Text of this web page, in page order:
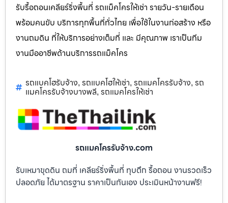
รับรื้อถอนเคลียร์ริ่งพื้นที่ รถแม็คโครให้เช่า รายวัน-รายเดือน
พร้อมคนขับ บริการทุกพื้นที่ทั่วไทย เพื่อใช้ในงานก่อสร้าง หรือ
งานถมดิน ที่ให้บริการอย่างเต็มที่ และ มีคุณภาพ เราเป็นทีม
งานมืออาชีพด้านบริการรถแม็คโคร
รถแบคโฮรับจ้าง, รถแบคโฮให้เช่า, รถแมคโครรับจ้าง, รถ
แมคโครรับจ้างบางพลี, รถแมคโครให้เช่า
รถแมคโครรับจ้าง.com
รับเหมาขุดดิน ถมที่ เคลียร์ริ่งพื้นที่ ทุบตึก รื้อถอน งานรวดเร็ว
ปลอดภัย ได้มาตรฐาน ราคาเป็นกันเอง ประเมินหน้างานฟรี!